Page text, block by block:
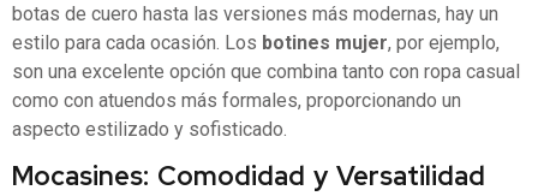
botas de cuero hasta las versiones más modernas, hay un
estilo para cada ocasión. Los botines mujer, por ejemplo,
son una excelente opción que combina tanto con ropa casual
como con atuendos más formales, proporcionando un
aspecto estilizado y sofisticado.
Mocasines: Comodidad y Versatilidad